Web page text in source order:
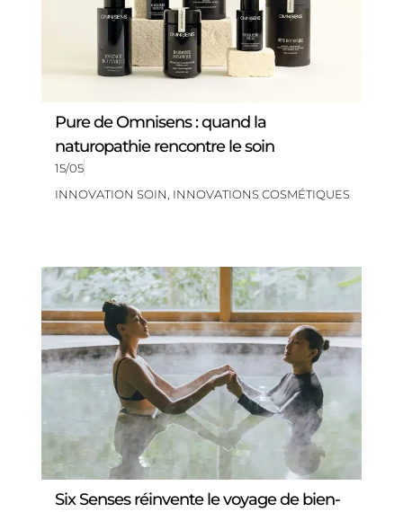
Pure de Omnisens : quand la
naturopathie rencontre le soin
15/05
INNOVATION SOIN INNOVATIONS COSMÉTIQUES
Six Senses réinvente le voyage de bien-